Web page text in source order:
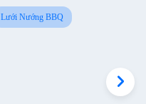
Lưới Nướng BBQ